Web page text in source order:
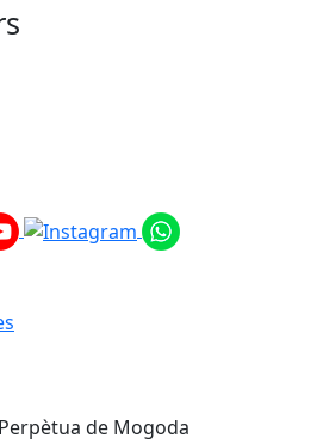
de Mogoda